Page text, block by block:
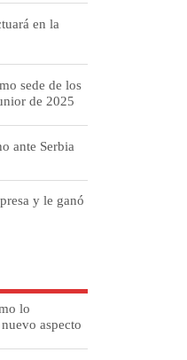
en la
sede de los
de 2025
ante Serbia
y le ganó
lo
aspecto